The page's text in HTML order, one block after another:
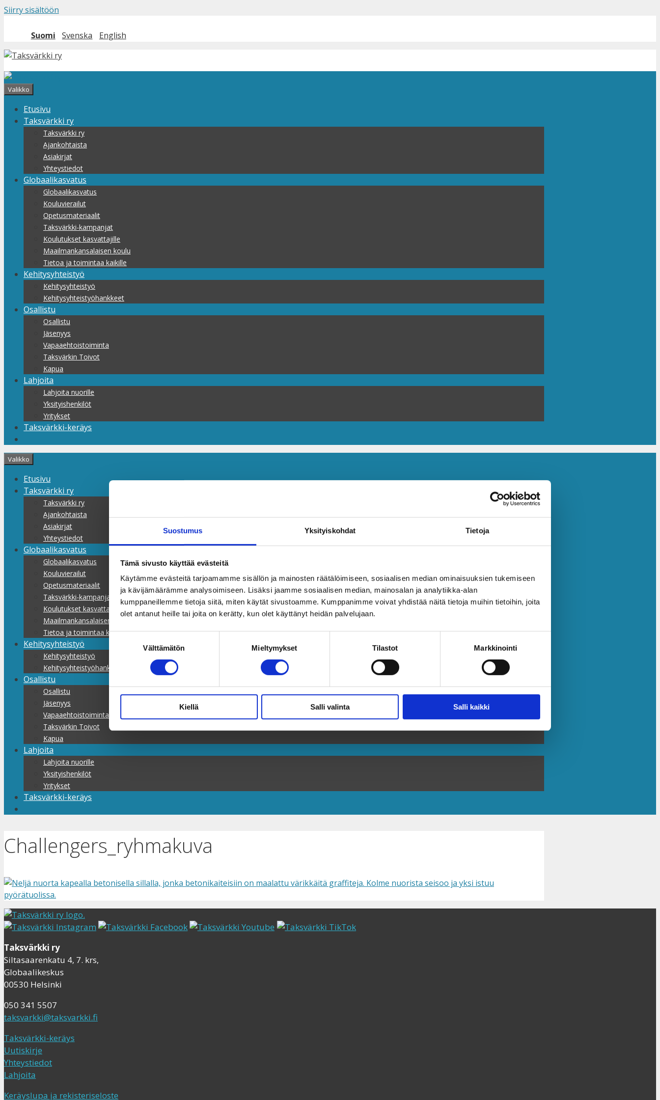
Suostumus Yksityiskohdat Tietoja
Tämä sivusto käyttää evästeitä
Käytämme evästeitä tarjoamamme sisällön ja mainosten räätälöimiseen, sosiaalisen median ominaisuuksien tukemiseen
ja kävijämäärämme analysoimiseen. Lisäksi jaamme sosiaalisen median, mainosalan ja analytiikka-alan
kumppaneillemme tietoja siitä, miten käytät sivustoamme. Kumppanimme voivat yhdistää näitä tietoja muihin tietoihin, joita
olet antanut heille tai joita on kerätty, kun olet käyttänyt heidän palvelujaan.
Suostumuksen
valinta
Välttämätön Mieltymykset Tilastot Markkinointi
Kiellä Salli valinta Salli kaikki
Siirry sisältöön
Suomi Svenska English
Valikko
Etusivu
Taksvärkki ry
Taksvärkki ry
Ajankohtaista
Asiakirjat
Yhteystiedot
Globaalikasvatus
Globaalikasvatus
Kouluvierailut
Opetusmateriaalit
Taksvärkki-kampanjat
Koulutukset kasvattajille
Maailmankansalaisen koulu
Tietoa ja toimintaa kaikille
Kehitysyhteistyö
Kehitysyhteistyö
Kehitysyhteistyöhankkeet
Osallistu
Osallistu
Jäsenyys
Vapaaehtoistoiminta
Taksvärkin Toivot
Kapua
Lahjoita
Lahjoita nuorille
Yksityishenkilöt
Yritykset
Taksvärkki-keräys
Valikko
Etusivu
Taksvärkki ry
Taksvärkki ry
Ajankohtaista
Asiakirjat
Yhteystiedot
Globaalikasvatus
Globaalikasvatus
Kouluvierailut
Opetusmateriaalit
Taksvärkki-kampanjat
Koulutukset kasvattajille
Maailmankansalaisen koulu
Tietoa ja toimintaa kaikille
Kehitysyhteistyö
Kehitysyhteistyö
Kehitysyhteistyöhankkeet
Osallistu
Osallistu
Jäsenyys
Vapaaehtoistoiminta
Taksvärkin Toivot
Kapua
Lahjoita
Lahjoita nuorille
Yksityishenkilöt
Yritykset
Taksvärkki-keräys
Challengers_ryhmakuva
Taksvärkki ry
Siltasaarenkatu 4, 7. krs,
Globaalikeskus
00530 Helsinki
050 341 5507
taksvarkki@taksvarkki.fi
Taksvärkki-keräys
Uutiskirje
Yhteystiedot
Lahjoita
Keräyslupa ja rekisteriseloste